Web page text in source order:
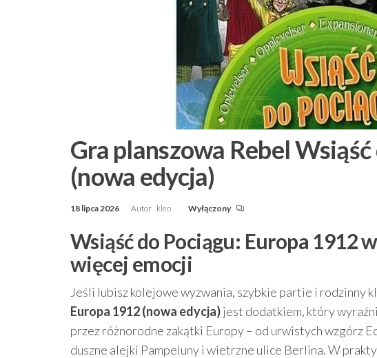
Gra planszowa Rebel
(nowa edycja)
18 lipca 2026 Autor kleo Wyłączony
Wsiąść do Pociągu: Europa 1912
więcej emocji
Jeśli lubisz kolejowe wyzwania, szybkie partie i rodzinny
Europa 1912 (nowa edycja)jest dodatkiem, który
przez różnorodne zakątki Europy – od urwistych wzgórz
duszne alejki Pampeluny i wietrzne ulice Berlina. W